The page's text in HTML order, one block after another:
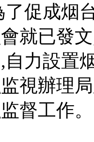
促成烟
就已發
自力設置
視辦理
督工作。